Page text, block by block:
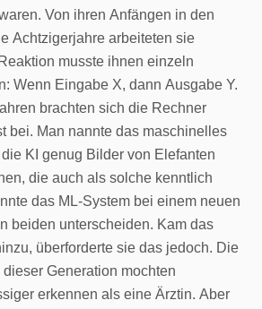
Von ihren Anfängen in den
Achtzigerjahre arbeiteten sie
musste ihnen einzeln
Wenn Eingabe X, dann Ausgabe Y.
brachten sich die Rechner
bei. Man nannte das maschinelles
KI genug Bilder von Elefanten
die auch als solche kenntlich
das ML-System bei einem neuen
beiden unterscheiden. Kam das
überforderte sie das jedoch. Die
Generation mochten
erkennen als eine Ärztin. Aber